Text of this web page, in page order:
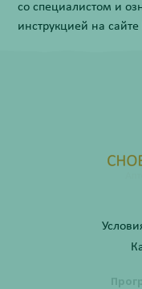
со специалистом и
инструкцией на